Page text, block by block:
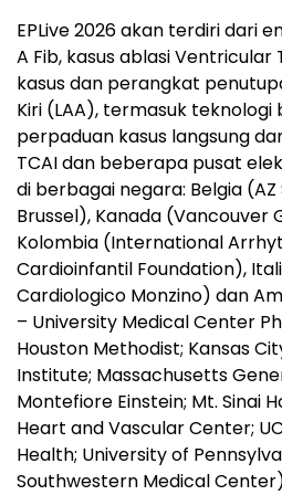
EPLive 2026 akan terdiri dari
A Fib, kasus ablasi
kasus dan perangkat
Kiri (LAA), termasuk teknologi
perpaduan kasus langsung
TCAI dan beberapa pusat
di berbagai negara: Belgia (AZ
Brussel), Kanada (Vancouver
Kolombia (International
Cardioinfantil Foundation),
Cardiologico Monzino) dan
– University Medical Center
Houston Methodist; Kansas
Institute; Massachusetts
Montefiore Einstein; Mt. Sinai
Heart and Vascular Center;
Health; University of
Southwestern Medical